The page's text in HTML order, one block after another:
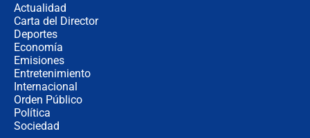
Actualidad
Carta del Director
Deportes
Economía
Emisiones
Entretenimiento
Internacional
Orden Público
Política
Sociedad